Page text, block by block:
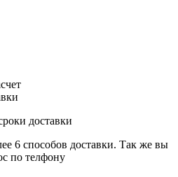
доставки
6 способов доставки. Так же вы
по телфону